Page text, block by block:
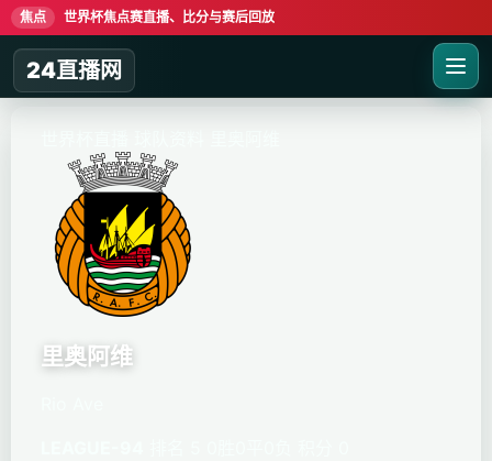
焦点 世界杯焦点赛直播、比分与赛后回放
24直播网
里奥阿维